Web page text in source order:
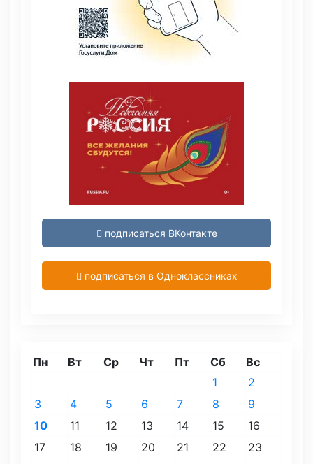
подписаться ВКонтакте
подписаться в Одноклассниках
Пн Вт Ср Чт Пт Сб
Вс
1
2
3
4 5 6 7 8
9
10
11 12 13 14 15
16
17
18 19 20 21 22
23